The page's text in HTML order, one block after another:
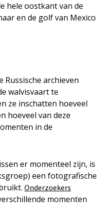
hele oostkant van de
en de golf van Mexico
Russische archieven
walvisvaart te
ze inschatten hoeveel
hoeveel van deze
in de
er momenteel zijn, is
een fotografische
Onderzoekers
momenten